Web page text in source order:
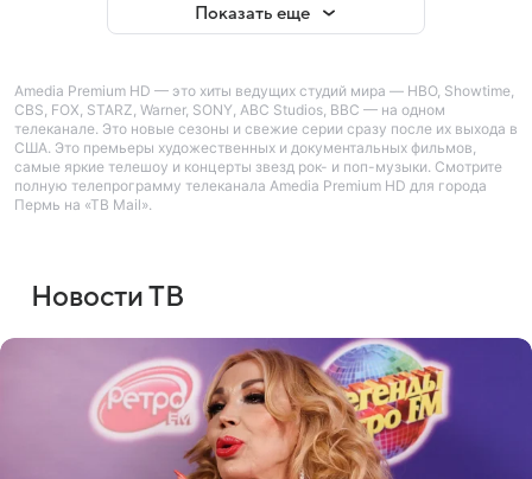
Показать еще
Amedia Premium HD — это хиты ведущих студий мира — HBO, Showtime,
CBS, FOX, STARZ, Warner, SONY, ABC Studios, BBC — на одном
телеканале. Это новые сезоны и свежие серии сразу после их выхода в
США. Это премьеры художественных и документальных фильмов,
самые яркие телешоу и концерты звезд рок- и поп-музыки. Смотрите
полную телепрограмму телеканала Amedia Premium HD для города
Пермь на «ТВ Mail».
Новости ТВ